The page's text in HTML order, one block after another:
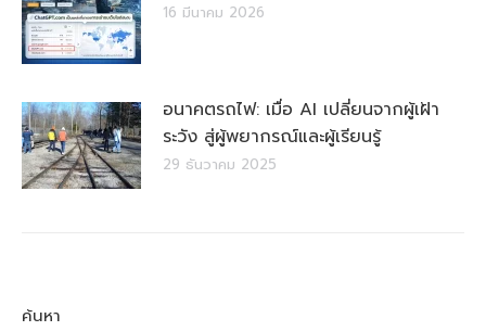
16 มีนาคม 2026
อนาคตรถไฟ: เมื่อ AI เปลี่ยนจากผู้เฝ้า
ระวัง สู่ผู้พยากรณ์และผู้เรียนรู้
29 ธันวาคม 2025
ค้นหา